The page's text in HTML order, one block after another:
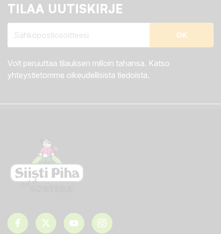
TILAA UUTISKIRJE
Voit peruuttaa tilauksen milloin tahansa. Katso
yhteystietomme oikeudellisista tiedoista.